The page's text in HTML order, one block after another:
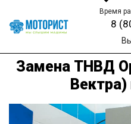
Время
8
Замена ТНВД